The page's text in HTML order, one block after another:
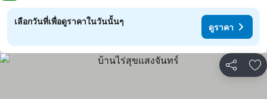
เลือกวันที่เพื่อดูราคาในวันนั้นๆ
ดูราคา
แชร์ เ